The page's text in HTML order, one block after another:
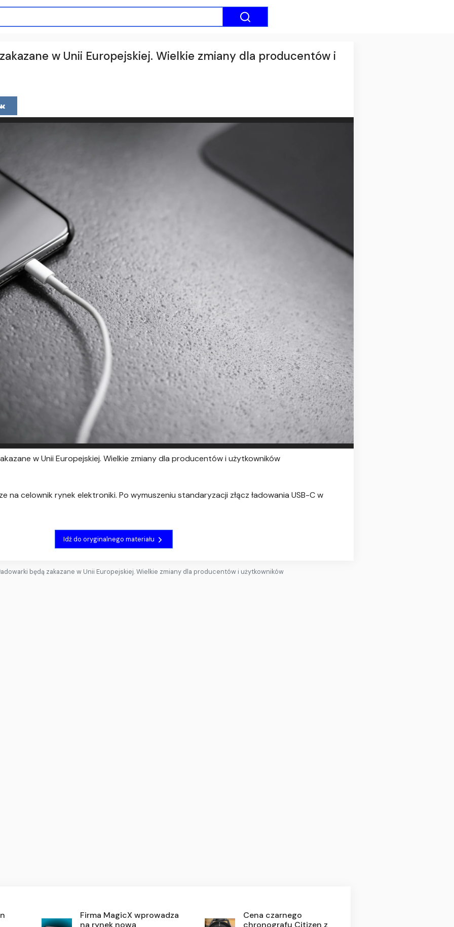
w Unii Europejskiej. Wielkie zmiany dla producentów i
w Unii Europejskiej. Wielkie zmiany dla producentów i użytkowników
na celownik rynek elektroniki. Po wymuszeniu standaryzacji złącz ładowania USB-C w
Idź do oryginalnego materiału
będą zakazane w Unii Europejskiej. Wielkie zmiany dla producentów i użytkowników
Firma MagicX wprowadza
na rynek nową
Cena czarnego
chronografu Citizen z